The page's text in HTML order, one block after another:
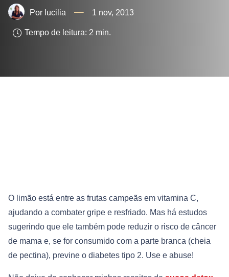
lucilia 1 nov, 2013
Tempo de leitura: 2 min.
O limão está entre as frutas campeãs em vitamina C,
ajudando a combater gripe e resfriado. Mas há estudos
sugerindo que ele também pode reduzir o risco de câncer
de mama e, se for consumido com a parte branca (cheia
de pectina), previne o diabetes tipo 2. Use e abuse!